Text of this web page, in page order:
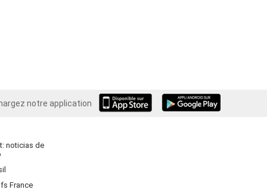
notre application
Android
noticias de
France